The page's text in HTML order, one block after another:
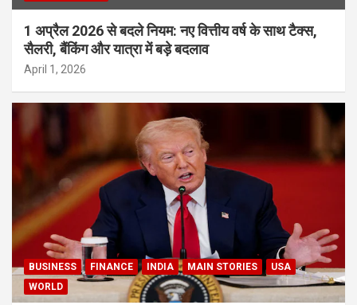
1 अप्रैल 2026 से बदले नियम: नए वित्तीय वर्ष के साथ टैक्स,
सैलरी, बैंकिंग और यात्रा में बड़े बदलाव
April 1, 2026
BUSINESS FINANCE INDIA MAIN STORIES
USA
WORLD